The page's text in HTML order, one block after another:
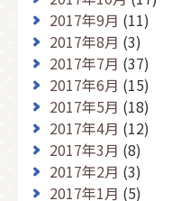
2017年9月 (11)
2017年8月 (3)
2017年7月 (37)
2017年6月 (15)
2017年5月 (18)
2017年4月 (12)
2017年3月 (8)
2017年2月 (3)
2017年1月 (5)